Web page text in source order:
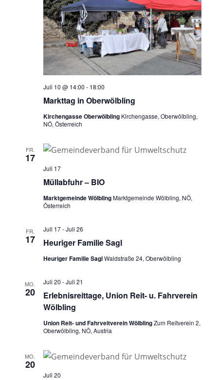
Markttag in Oberwölbling
Juli 10 @ 14:00 - 18:00
Kirchengasse Oberwölbling Kirchengasse, Oberwölbling,
NÖ, Österreich
FR.
17
Müllabfuhr – BIO
Juli 17
Marktgemeinde WölblingMarktgemeinde Wölbling, NÖ,
Österreich
FR.
17 Heuriger Familie Sagl
Juli 17-Juli 26
Heuriger Familie SaglWaldstraße 24, Oberwölbling
MO.
20
Erlebnisreittage, Union Reit- u. Fahrverein
Wölbling
Juli 20 -Juli 21
Union Reit- und Fahrveitverein WölblingZum Reitverein 2,
Oberwölbling, NÖ, Austria
MO.
20
Juli 20